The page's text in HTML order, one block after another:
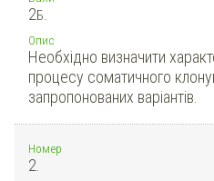
2Б.
Опис
Необхідно визначити
процесу соматичного
запропонованих варіантів.
Номер
2.